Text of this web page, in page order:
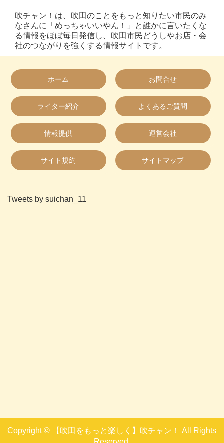
吹チャン！は、吹田のことをもっと知りたい市民のみ
なさんに「めっちゃいいやん！」と誰かに言いたくな
る情報をほぼ毎日発信し、吹田市民どうしやお店・会
社のつながりを強くする情報サイトです。
ホーム お問合せ
ライター紹介 よくあるご質問
情報提供 運営会社
サイト規約 サイトマップ
Tweets by suichan_11
Copyright © 【吹田をもっと楽しく】吹チャン！ All Rights
Reserved.